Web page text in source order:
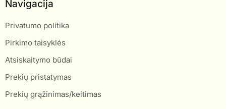
Navigacija
Privatumo politika
Pirkimo taisyklės
Atsiskaitymo būdai
Prekių pristatymas
Prekių grąžinimas/keitimas